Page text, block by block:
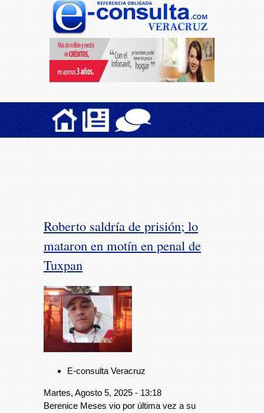
Roberto saldría de prisión; lo
mataron en motín en penal de
Tuxpan
E-consulta Veracruz
Martes, Agosto 5, 2025 - 13:18
Berenice Meses vio por última vez a su